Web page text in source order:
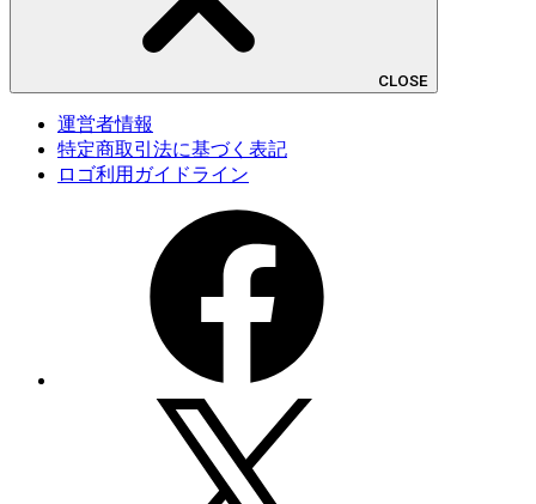
CLOSE
運営者情報
特定商取引法に基づく表記
ロゴ利用ガイドライン